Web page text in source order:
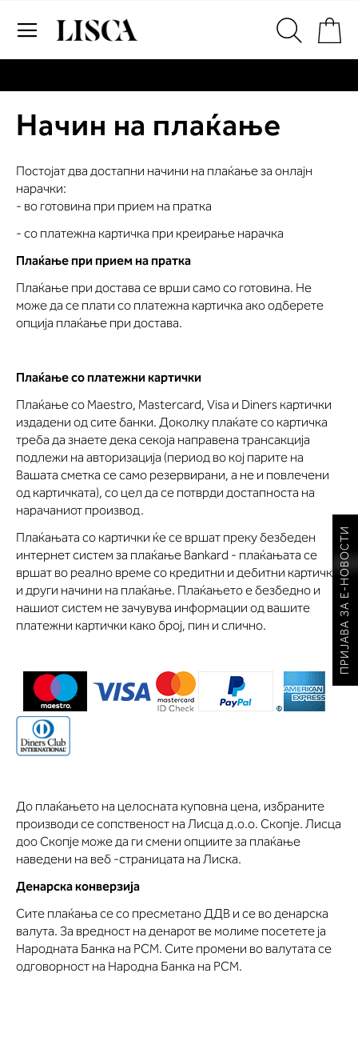
to
Content
Начин на плаќање
Постојат два достапни начини на плаќање за онлајн
нарачки:
- во готовина при прием на пратка
- со платежна картичка при креирање нарачка
Плаќање при прием на пратка
Плаќање при достава се врши само со готовина. Не
може да се плати со платежна картичка ако одберете
опција плаќање при достава.
Плаќање со платежни картички
Плаќање со Maestro, Mastercard, Visa и Diners картички
издадени од сите банки. Доколку плаќате со картичка
треба да знаете дека секоја направена трансакција
подлежи на авторизација (период во кој парите на
Вашата сметка се само резервирани, а не и повлечени
од картичката), со цел да се потврди достапноста на
нарачаниот производ.
Плаќањата со картички ќе се вршат преку безбеден
интернет систем за плаќање Bankard - плаќањата се
вршат во реално време со кредитни и дебитни картички
и други начини на плаќање. Плаќањето е безбедно и
нашиот систем не зачувува информации од вашите
платежни картички како број, пин и слично.
До плаќањето на целосната куповна цена, избраните
производи се сопственост на Лисца д.о.о. Скопје. Лисца
доо Скопје може да ги смени опциите за плаќање
наведени на веб -страницата на Лиска.
Денарска конверзија
Сите плаќања се со пресметано ДДВ и се во денарска
валута. За вредност на денарот ве молиме посетете ја
Народната Банка на РСМ. Сите промени во валутата се
одговорност на Народна Банка на РСМ.
ПРИЈАВА ЗА Е-НОВОСТИ